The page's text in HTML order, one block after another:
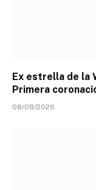
Ex estrella de la
Primera
08/08/2026